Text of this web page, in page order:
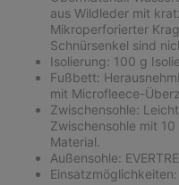
aus Wildleder mit
Mikroperforierter
Schnürsenkel sind
Isolierung: 100 g
Fußbett:
mit Microfleece-
Zwischensohle:
Zwischensohle mit
Material.
Außensohle: